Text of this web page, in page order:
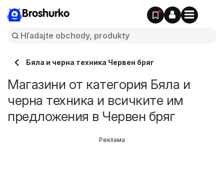
Broshurko
Бяла и черна техника Червен бряг
Магазини от категория Бяла и
черна техника и всичките им
предложения в Червен бряг
Реклама